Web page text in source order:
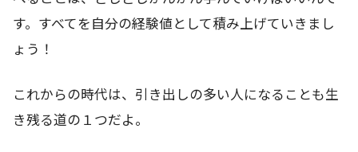
す。すべてを自分の経験値として積み上げていきまし
ょう！
これからの時代は、引き出しの多い人になることも生
き残る道の１つだよ。